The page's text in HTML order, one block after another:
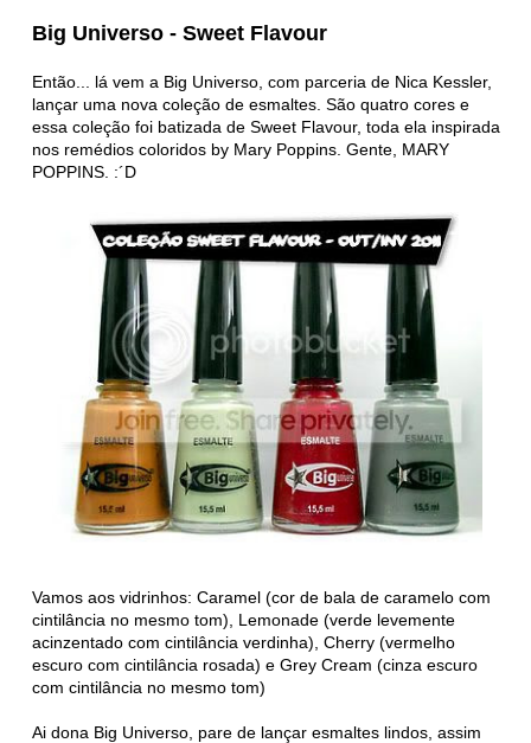
Big Universo - Sweet Flavour
Então... lá vem a Big Universo, com parceria de Nica Kessler,
lançar uma nova coleção de esmaltes. São quatro cores e
essa coleção foi batizada de Sweet Flavour, toda ela inspirada
nos remédios coloridos by Mary Poppins. Gente, MARY
POPPINS. :´D
Vamos aos vidrinhos: Caramel (cor de bala de caramelo com
cintilância no mesmo tom), Lemonade (verde levemente
acinzentado com cintilância verdinha), Cherry (vermelho
escuro com cintilância rosada) e Grey Cream (cinza escuro
com cintilância no mesmo tom)
Ai dona Big Universo, pare de lançar esmaltes lindos, assim